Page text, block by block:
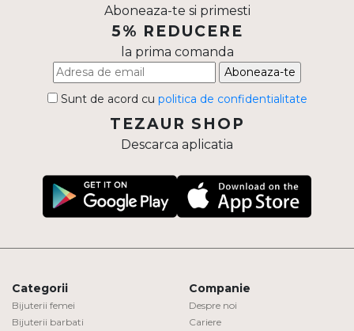
Aboneaza-te si primesti
5% REDUCERE
la prima comanda
Aboneaza-te
Sunt de acord cu politica de confidentialitate
TEZAUR SHOP
Descarca aplicatia
Categorii
Bijuterii femei
Bijuterii barbati
Companie
Despre noi
Cariere